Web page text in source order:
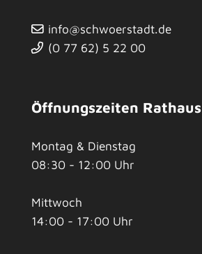
info@schwoerstadt.de
(0 77 62) 5 22 00
Öffnungszeiten Rathaus
Montag & Dienstag
08:30 - 12:00 Uhr
Mittwoch
14:00 - 17:00 Uhr